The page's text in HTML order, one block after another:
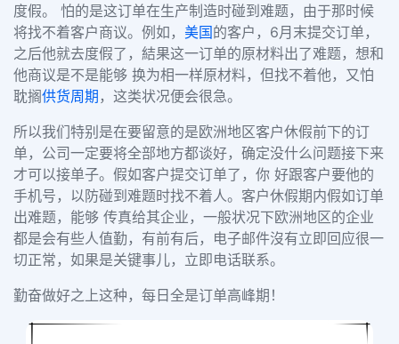
度假。 怕的是这订单在生产制造时碰到难题，由于那时候
将找不着客户商议。例如， 美国的客户，6月末提交订单，
之后他就去度假了，結果这一订单的原材料出了难题，想和
他商议是不是能够 换为相一样原材料，但找不着他，又怕
耽搁供货周期 ，这类状况便会很急。
所以我们特别是在要留意的是欧洲地区客户休假前下的订
单，公司一定要将全部地方都谈好，确定没什么问题接下来
才可以接单子。假如客户提交订单了，你 好跟客户要他的
手机号，以防碰到难题时找不着人。客户休假期内假如订单
出难题，能够 传真给其企业，一般状况下欧洲地区的企业
都是会有些人值勤，有前有后，电子邮件沒有立即回应很一
切正常，如果是关键事儿，立即电话联系。
勤奋做好之上这种，每日全是订单高峰期！